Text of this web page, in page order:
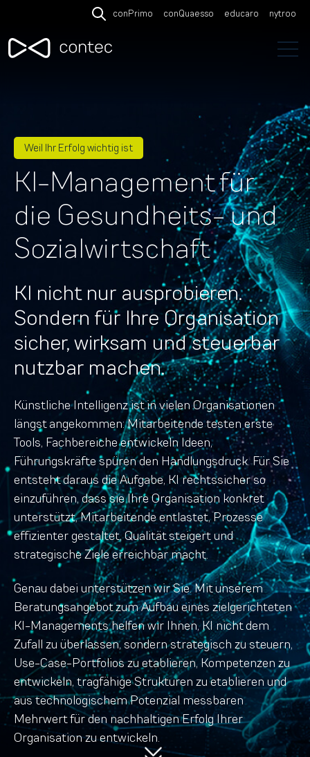
Open search
conPrimo conQuaesso educaro nytroo
Weil Ihr Erfolg wichtig ist
KI-Management für
die Gesundheits- und
Sozialwirtschaft
KI nicht nur ausprobieren.
Sondern für Ihre Organisation
sicher, wirksam und steuerbar
nutzbar machen.
Künstliche Intelligenz ist in vielen Organisationen
längst angekommen: Mitarbeitende testen erste
Tools, Fachbereiche entwickeln Ideen,
Führungskräfte spüren den Handlungsdruck. Für Sie
entsteht daraus die Aufgabe, KI rechtssicher so
einzuführen, dass sie Ihre Organisation konkret
unterstützt, Mitarbeitende entlastet, Prozesse
effizienter gestaltet, Qualität steigert und
strategische Ziele erreichbar macht.
Genau dabei unterstützen wir Sie. Mit unserem
Beratungsangebot zum Aufbau eines zielgerichteten
KI-Managements helfen wir Ihnen, KI nicht dem
Zufall zu überlassen, sondern strategisch zu steuern,
Use-Case-Portfolios zu etablieren, Kompetenzen zu
entwickeln, tragfähige Strukturen zu etablieren und
aus technologischem Potenzial messbaren
Mehrwert für den nachhaltigen Erfolg Ihrer
Organisation zu entwickeln.